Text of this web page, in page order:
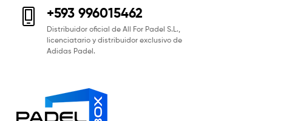
+593 996015462
Distribuidor oficial de All For Padel S.L.,
licenciatario y distribuidor exclusivo de
Adidas Padel.